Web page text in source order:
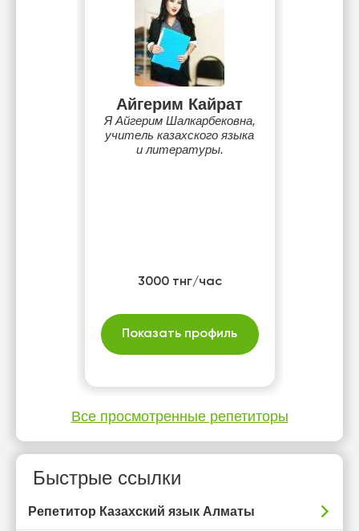
Айгерим Кайрат
Я Айгерим Шалкарбековна,
учитель казахского языка
и литературы.
3000 тнг/час
Показать профиль
Все просмотренные репетиторы
Быстрые ссылки
Репетитор Казахский язык Алматы